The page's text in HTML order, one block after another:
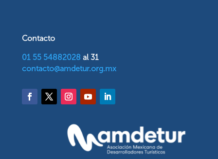
Contacto
01 55 54882028 al 31
contacto@amdetur.org.mx